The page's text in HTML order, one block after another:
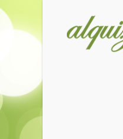
Saltar al contenido principal